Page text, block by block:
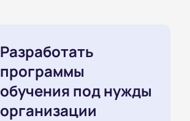
Разработать
программы
обучения под нужды
организации